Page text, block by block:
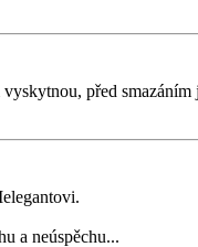
před
a neúspěchu...